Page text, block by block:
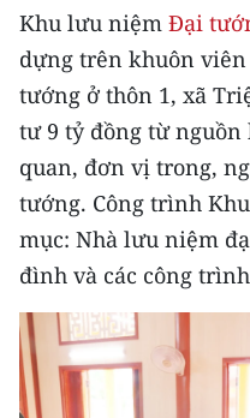
Media Văn hóa
Media Xã hội
Media Pháp luật
Media Du lịch
Media Thế giới
Media Giáo dục
Media Y tế
Khu lưu niệm Đại
dựng trên khuôn viên
tướng ở thôn 1, xã
tư 9 tỷ đồng từ
quan, đơn vị trong,
tướng. Công trình
mục: Nhà lưu niệm
đình và các công